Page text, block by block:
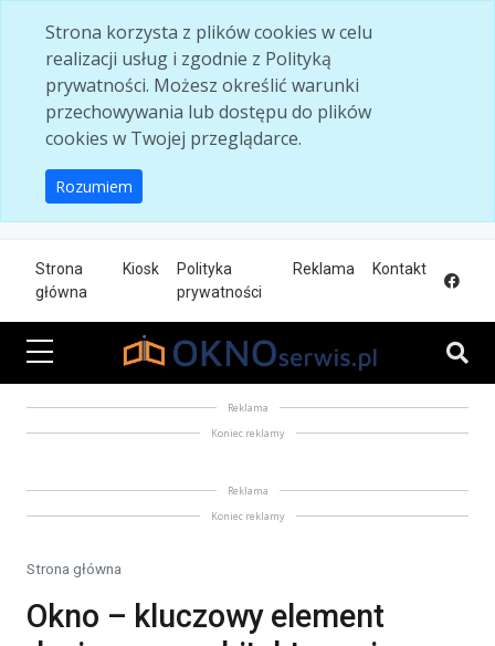
Strona korzysta z plików cookies w celu
realizacji usług i zgodnie z Polityką
prywatności. Możesz określić warunki
przechowywania lub dostępu do plików
cookies w Twojej przeglądarce.
Rozumiem
Strona
główna
Kiosk
Polityka
prywatności
Reklama Kontakt
Reklama
Koniec reklamy
Reklama
Koniec reklamy
Strona główna
Okno – kluczowy element